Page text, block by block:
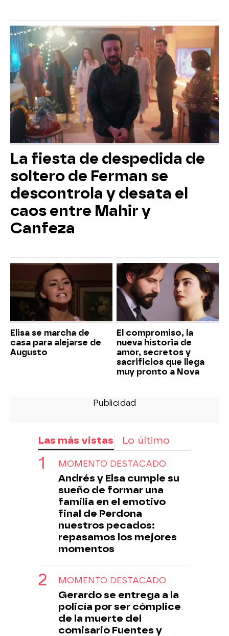
La fiesta de despedida de
soltero de Ferman se
descontrola y desata el
caos entre Mahir y
Canfeza
Elisa se marcha de
casa para alejarse de
Augusto
El compromiso, la
nueva historia de
amor, secretos y
sacrificios que llega
muy pronto a Nova
Las más vistas Lo último
MOMENTO DESTACADO
Andrés y Elsa cumple su
sueño de formar una
familia en el emotivo
final de Perdona
nuestros pecados:
repasamos los mejores
momentos
MOMENTO DESTACADO
Gerardo se entrega a la
policía por ser cómplice
de la muerte del
comisario Fuentes y